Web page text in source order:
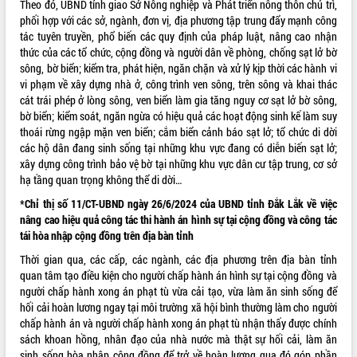
Lắk
Khơi thông điểm nghẽn, đẩy nhanh
giải ngân vốn khắc phục thiên tai
HĐND tỉnh thông qua điều chỉnh Quy
hoạch tỉnh thời kỳ 2021-2030
Hội thảo góp ý hồ sơ điều chỉnh quy
hoạch tỉnh Đắk Lắk thời kỳ 2021-2030,
tầm nhìn đến năm 2050
Nâng cao hiệu quả hoạt động của các
doanh nghiệp nhà nước
Hội nghị triển khai kết nối mạng
truyền số liệu chuyên dùng phục vụ cơ
quan Đảng, Nhà nước
tay làm sạch môi trường
Xã Ea Kar bước chuyển mình trong
công tác cải cách hành chính mô hình
mới
UBND tỉnh họp báo định kỳ tháng 4
năm 2026
Theo đó, UBND tỉnh giao Sở Nông nghiệp và Phát triển nông thôn chủ trì,
phối hợp với các sở, ngành, đơn vị, địa phương tập trung đẩy mạnh công
tác tuyên truyền, phổ biến các quy định của pháp luật, nâng cao nhận
thức của các tổ chức, cộng đồng và người dân về phòng, chống sạt lở bờ
sông, bờ biển; kiểm tra, phát hiện, ngăn chặn và xử lý kịp thời các hành vi
vi phạm về xây dựng nhà ở, công trình ven sông, trên sông và khai thác
cát trái phép ở lòng sông, ven biển làm gia tăng nguy cơ sạt lở bờ sông,
bờ biển; kiểm soát, ngăn ngừa có hiệu quả các hoạt động sinh kế làm suy
thoái rừng ngập mặn ven biển; cắm biển cảnh báo sạt lở; tổ chức di dời
các hộ dân đang sinh sống tại những khu vực đang có diễn biến sạt lở;
xây dựng công trình bảo vệ bờ tại những khu vực dân cư tập trung, cơ sở
hạ tầng quan trọng không thể di dời…
*Chỉ thị số 11/CT-UBND ngày 26/6/2024 của UBND tỉnh Đắk Lắk về việc
nâng cao hiệu quả công tác thi hành án hình sự tại cộng đồng và công tác
tái hòa nhập cộng đồng trên địa bàn tỉnh
Thời gian qua, các cấp, các ngành, các địa phương trên địa bàn tỉnh
quan tâm tạo điều kiện cho người chấp hành án hình sự tại cộng đồng và
người chấp hành xong án phạt tù vừa cải tạo, vừa làm ăn sinh sống để
hối cải hoàn lương ngay tại môi trường xã hội bình thường làm cho người
chấp hành án và người chấp hành xong án phạt tù nhận thấy được chính
sách khoan hồng, nhân đạo của nhà nước mà thật sự hối cải, làm ăn